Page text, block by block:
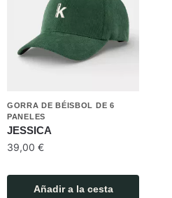
GORRA DE BÉISBOL DE 6
PANELES
JESSICA
39,00 €
Añadir a la cesta